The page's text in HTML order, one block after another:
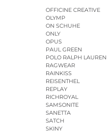
OFFICINE CREATIVE
OLYMP
ON SCHUHE
ONLY
OPUS
PAUL GREEN
POLO RALPH LAUREN
RAGWEAR
RAINKISS
REISENTHEL
REPLAY
RICHROYAL
SAMSONITE
SANETTA
SATCH
SKINY